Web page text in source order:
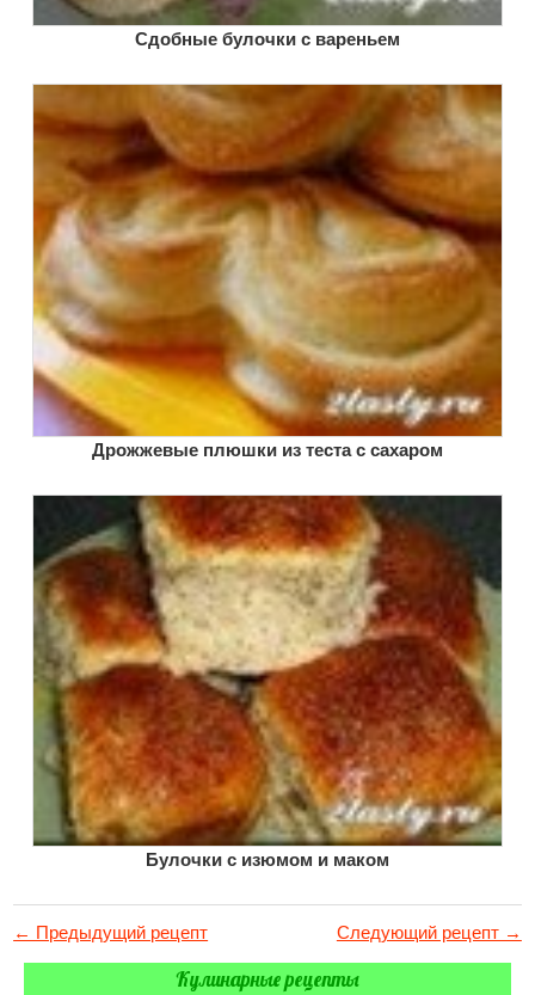
Сдобные булочки с вареньем
Дрожжевые плюшки из теста с сахаром
Булочки с изюмом и маком
← Предыдущий рецепт Следующий рецепт →
Кулинарные рецепты